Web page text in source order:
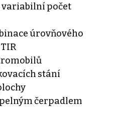
variabilní počet
úrovňového
stání
čerpadlem